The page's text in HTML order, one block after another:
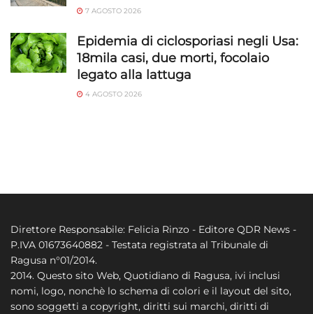
7 AGOSTO 2026
Epidemia di ciclosporiasi negli Usa:
18mila casi, due morti, focolaio
legato alla lattuga
4 AGOSTO 2026
Direttore Responsabile: Felicia Rinzo - Editore QDR News -
P.IVA 01673640882 - Testata registrata al Tribunale di
Ragusa n°01/2014.
2014. Questo sito Web, Quotidiano di Ragusa, ivi inclusi
nomi, logo, nonchè lo schema di colori e il layout del sito,
sono soggetti a copyright, diritti sui marchi, diritti di